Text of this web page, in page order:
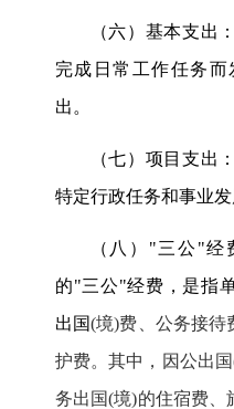
（六）基本支出
完成日常工作任务
出。
（七）项目支出
特定行政任务和事业
（八）"三公"经
的"三公"经费，是指
出国(境)费、公务接待
护费。其中，因公出国
务出国(境)的住宿费、